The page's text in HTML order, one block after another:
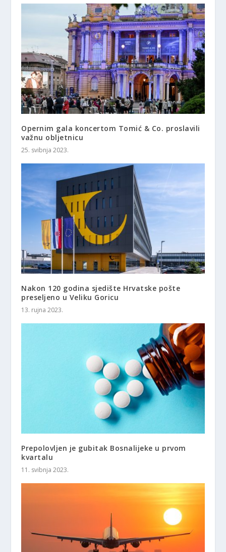
Opernim gala koncertom Tomić & Co. proslavili
važnu obljetnicu
25. svibnja 2023.
Nakon 120 godina sjedište Hrvatske pošte
preseljeno u Veliku Goricu
13. rujna 2023.
Prepolovljen je gubitak Bosnalijeke u prvom
kvartalu
11. svibnja 2023.